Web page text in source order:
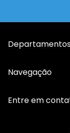
Navegação
Entre em